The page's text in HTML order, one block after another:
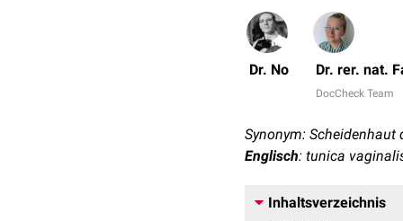
Dr. No Dr. rer. nat.
DocCheck Team
Synonym: Scheidenhaut
Englisch: tunica
Inhaltsverzeichnis